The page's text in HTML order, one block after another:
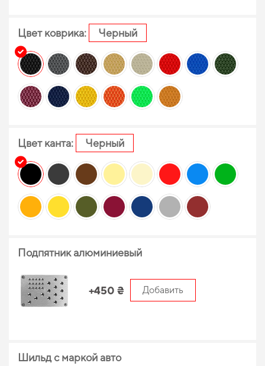
Цвет коврика: Черный
Цвет канта: Черный
Подпятник алюминиевый
+450 ₴ Добавить
Шильд с маркой авто